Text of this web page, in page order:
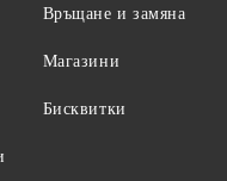
Връщане и замяна
Магазини
Бисквитки